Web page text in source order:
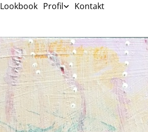
Lookbook Profil Kontakt